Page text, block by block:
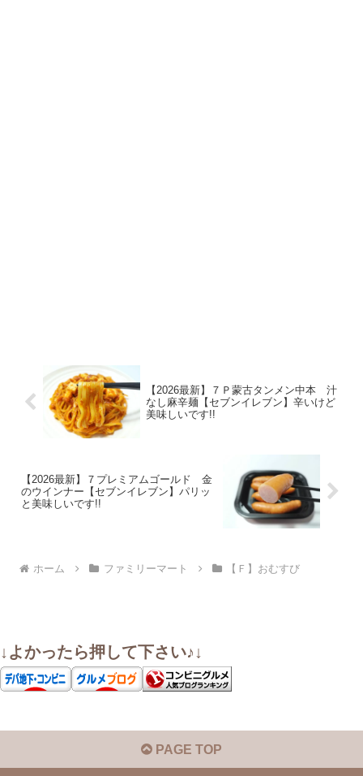
【2026最新】７Ｐ蒙古タンメン中本 汁
なし麻辛麺【セブンイレブン】辛いけど
美味しいです!!
【2026最新】７プレミアムゴールド 金
のウインナー【セブンイレブン】パリッ
と美味しいです!!
ホーム ファミリーマート 【Ｆ】おむすび
↓よかったら押して下さい♪↓
PAGE TOP